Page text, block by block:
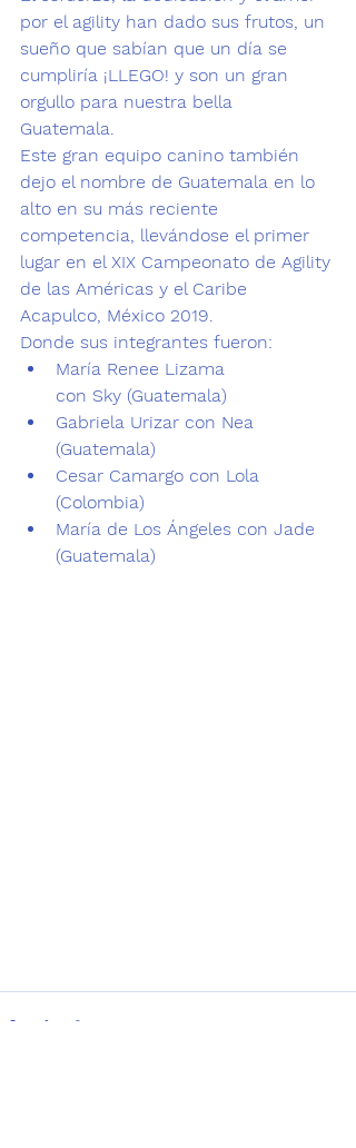
por el agility han dado sus frutos, un
sueño que sabían que un día se
cumpliría ¡LLEGO! y son un gran
orgullo para nuestra bella
Guatemala.
Este gran equipo canino también
dejo el nombre de Guatemala en lo
alto en su más reciente
competencia, llevándose el primer
lugar en el XIX Campeonato de Agility
de las Américas y el Caribe
Acapulco, México 2019.
Donde sus integrantes fueron:
María Renee Lizama
con Sky (Guatemala)
Gabriela Urizar con Nea
(Guatemala)
Cesar Camargo con Lola
(Colombia)
María de Los Ángeles con Jade
(Guatemala)